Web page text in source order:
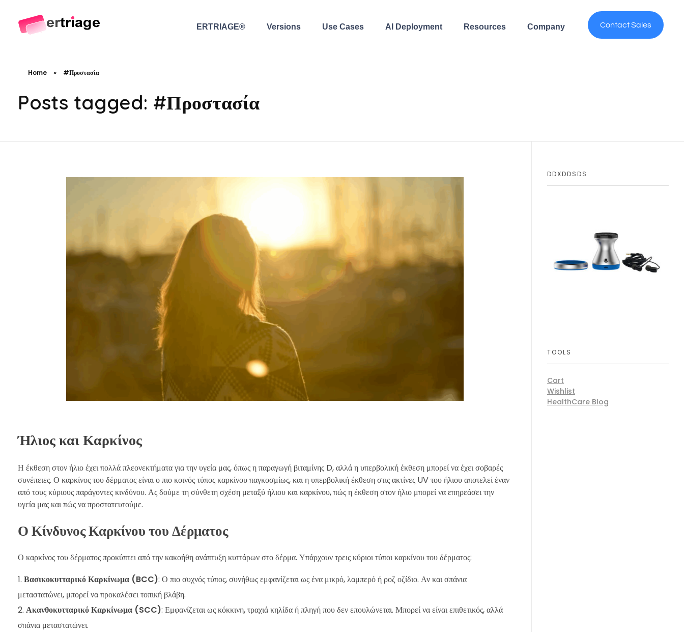
ERTRIAGE® Versions Use Cases AI Deployment Resources Company Contact Sales
Home » #Προστασία
Posts tagged: #Προστασία
Ήλιος και Καρκίνος
Η έκθεση στον ήλιο έχει πολλά πλεονεκτήματα για την υγεία μας, όπως η παραγωγή βιταμίνης D, αλλά η υπερβολική έκθεση μπορεί να έχει σοβαρές
συνέπειες. Ο καρκίνος του δέρματος είναι ο πιο κοινός τύπος καρκίνου παγκοσμίως, και η υπερβολική έκθεση στις ακτίνες UV του ήλιου αποτελεί έναν
από τους κύριους παράγοντες κινδύνου. Ας δούμε τη σύνθετη σχέση μεταξύ ήλιου και καρκίνου, πώς η έκθεση στον ήλιο μπορεί να επηρεάσει την
υγεία μας και πώς να προστατευτούμε.
Ο Κίνδυνος Καρκίνου του Δέρματος
Ο καρκίνος του δέρματος προκύπτει από την κακοήθη ανάπτυξη κυττάρων στο δέρμα. Υπάρχουν τρεις κύριοι τύποι καρκίνου του δέρματος:
Βασικοκυτταρικό Καρκίνωμα (BCC): Ο πιο συχνός τύπος, συνήθως εμφανίζεται ως ένα μικρό, λαμπερό ή ροζ οζίδιο. Αν και σπάνια
μεταστατώνει, μπορεί να προκαλέσει τοπική βλάβη.
Ακανθοκυτταρικό Καρκίνωμα (SCC): Εμφανίζεται ως κόκκινη, τραχιά κηλίδα ή πληγή που δεν επουλώνεται. Μπορεί να είναι επιθετικός, αλλά
σπάνια μεταστατώνει.
DDXDDSDS
TOOLS
Cart
Wishlist
HealthCare Blog